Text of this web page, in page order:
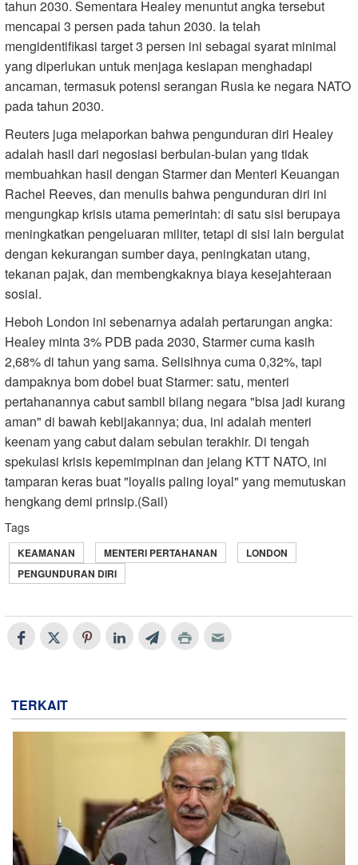
tahun 2030. Sementara Healey menuntut angka tersebut
mencapai 3 persen pada tahun 2030. Ia telah
mengidentifikasi target 3 persen ini sebagai syarat minimal
yang diperlukan untuk menjaga kesiapan menghadapi
ancaman, termasuk potensi serangan Rusia ke negara NATO
pada tahun 2030.
Reuters juga melaporkan bahwa pengunduran diri Healey
adalah hasil dari negosiasi berbulan-bulan yang tidak
membuahkan hasil dengan Starmer dan Menteri Keuangan
Rachel Reeves, dan menulis bahwa pengunduran diri ini
mengungkap krisis utama pemerintah: di satu sisi berupaya
meningkatkan pengeluaran militer, tetapi di sisi lain bergulat
dengan kekurangan sumber daya, peningkatan utang,
tekanan pajak, dan membengkaknya biaya kesejahteraan
sosial.
Heboh London ini sebenarnya adalah pertarungan angka:
Healey minta 3% PDB pada 2030, Starmer cuma kasih
2,68% di tahun yang sama. Selisihnya cuma 0,32%, tapi
dampaknya bom dobel buat Starmer: satu, menteri
pertahanannya cabut sambil bilang negara "bisa jadi kurang
aman" di bawah kebijakannya; dua, ini adalah menteri
keenam yang cabut dalam sebulan terakhir. Di tengah
spekulasi krisis kepemimpinan dan jelang KTT NATO, ini
tamparan keras buat "loyalis paling loyal" yang memutuskan
hengkang demi prinsip.(Sail)
Tags
KEAMANAN MENTERI PERTAHANAN
LONDON
PENGUNDURAN DIRI
TERKAIT